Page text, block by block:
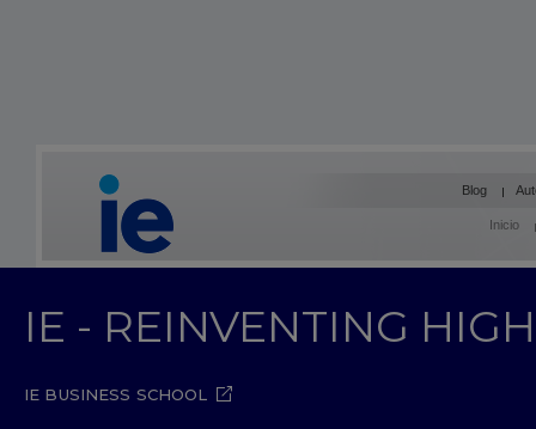
Blog
Inicio
IE - REINVENTING
IE BUSINESS SCHOOL